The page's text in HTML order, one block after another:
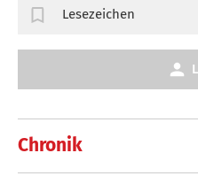
Chronik
Lesezeichen